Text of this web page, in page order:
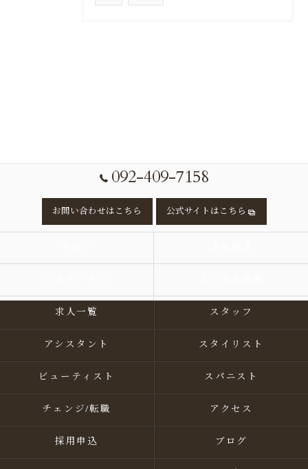
092-409-7158
お問い合わせはこちら 公式サイトはこちら
求人一覧 スタッフ
アシスタント スタイリスト
ビューティスト スパニスト
チェンジ/転職 アクセス
採用申込 ブログ